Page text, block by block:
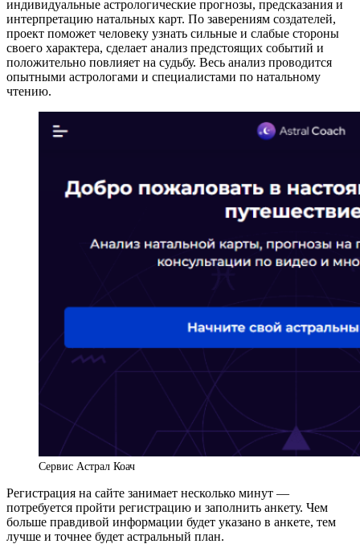
индивидуальные астрологические прогнозы, предсказания и
интерпретацию натальных карт. По заверениям создателей,
проект поможет человеку узнать сильные и слабые стороны
своего характера, сделает анализ предстоящих событий и
положительно повлияет на судьбу. Весь анализ проводится
опытными астрологами и специалистами по натальному
чтению.
Сервис Астрал Коач
Регистрация на сайте занимает несколько минут —
потребуется пройти регистрацию и заполнить анкету. Чем
больше правдивой информации будет указано в анкете, тем
лучше и точнее будет астральный план.